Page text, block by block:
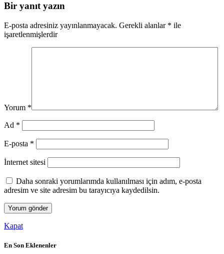
Bir yanıt yazın
E-posta adresiniz yayınlanmayacak. Gerekli alanlar * ile
işaretlenmişlerdir
Yorum *
Ad *
E-posta *
İnternet sitesi
Daha sonraki yorumlarımda kullanılması için adım, e-posta
adresim ve site adresim bu tarayıcıya kaydedilsin.
Kapat
En Son Eklenenler